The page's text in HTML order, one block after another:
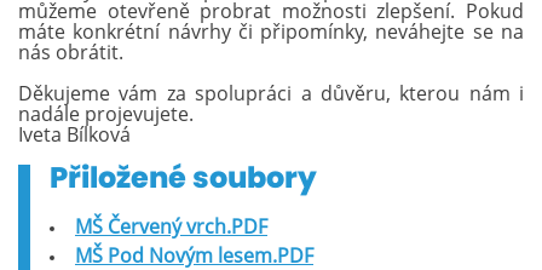
můžeme otevřeně probrat možnosti zlepšení. Pokud
máte konkrétní návrhy či připomínky, neváhejte se na
nás obrátit.
Děkujeme vám za spolupráci a důvěru, kterou nám i
nadále projevujete.
Iveta Bílková
MŠ Červený vrch.PDF
MŠ Pod Novým lesem.PDF